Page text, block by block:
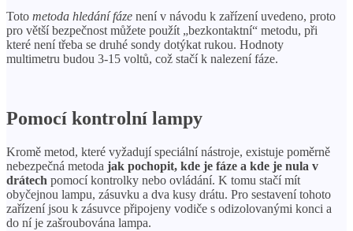
Toto metoda hledání fáze není v návodu k zařízení uvedeno, proto
pro větší bezpečnost můžete použít „bezkontaktní“ metodu, při
které není třeba se druhé sondy dotýkat rukou. Hodnoty
multimetru budou 3-15 voltů, což stačí k nalezení fáze.
Pomocí kontrolní lampy
Kromě metod, které vyžadují speciální nástroje, existuje poměrně
nebezpečná metoda jak pochopit, kde je fáze a kde je nula v
drátech pomocí kontrolky nebo ovládání. K tomu stačí mít
obyčejnou lampu, zásuvku a dva kusy drátu. Pro sestavení tohoto
zařízení jsou k zásuvce připojeny vodiče s odizolovanými konci a
do ní je zašroubována lampa.